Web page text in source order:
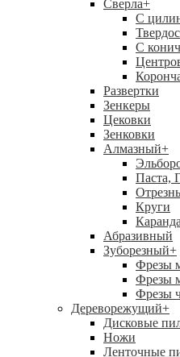
Сверла+
С
С
Развертки
Зенкеры
Цековки
Зенковки
Алмазный+
Паста,
Круги
Абразивный
Зуборезный+
Фрезы
Фрезы
Фрезы
Дереворежущий+
Дисковые
Ножи
Ленточные